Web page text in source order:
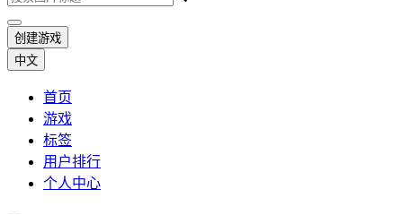
创建游戏
中文
首页
游戏
标签
用户排行
个人中心